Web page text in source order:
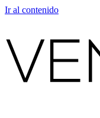
Ir al contenido